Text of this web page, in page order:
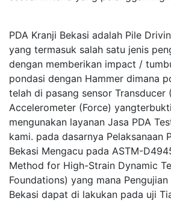
PDA Kranji Bekasi adalah Pile
yang termasuk salah satu jenis
dengan memberikan impact /
pondasi dengan Hammer dimana
telah di pasang sensor Transducer
Accelerometer (Force)
mengunakan layanan Jasa PDA
kami. pada dasarnya Pelaksanaan
Bekasi Mengacu pada ASTM-
Method for High-Strain Dynamic
Foundations) yang mana
Bekasi dapat di lakukan pada uji